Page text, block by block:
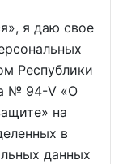
я даю свое
Республики
№ 94-V «О
на
в
данных